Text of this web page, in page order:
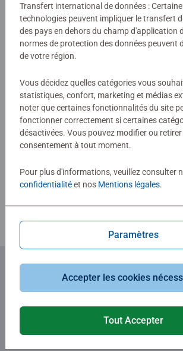
représentés et au design choisi. Cette
qualité et l'amour du détail ainsi qu'un
termes de motifs, de formats et de
rendent les puzzles Ravensburger
une expérience de puzzle inoubliable. Du
plus expérimenté : chaque amateur de
son puzzle parfait !
Aucune évaluation n'a
0/0
Consignes d'évaluation
Abonnez-vous à notre
Transfert international de données :
technologies peuvent impliquer le transfert
des pays en dehors du champ d'application
normes de protection des données peuvent
de votre région.
Vous décidez quelles catégories vous
statistiques, confort, marketing et médias
noter que certaines fonctionnalités du site
fonctionner correctement si certaines
désactivées. Vous pouvez modifier ou
consentement à tout moment.
Pour plus d'informations, veuillez consulter
confidentialitéet nos Mentions légales.
Paramètres
Accepter les cookies
Tout Accepter